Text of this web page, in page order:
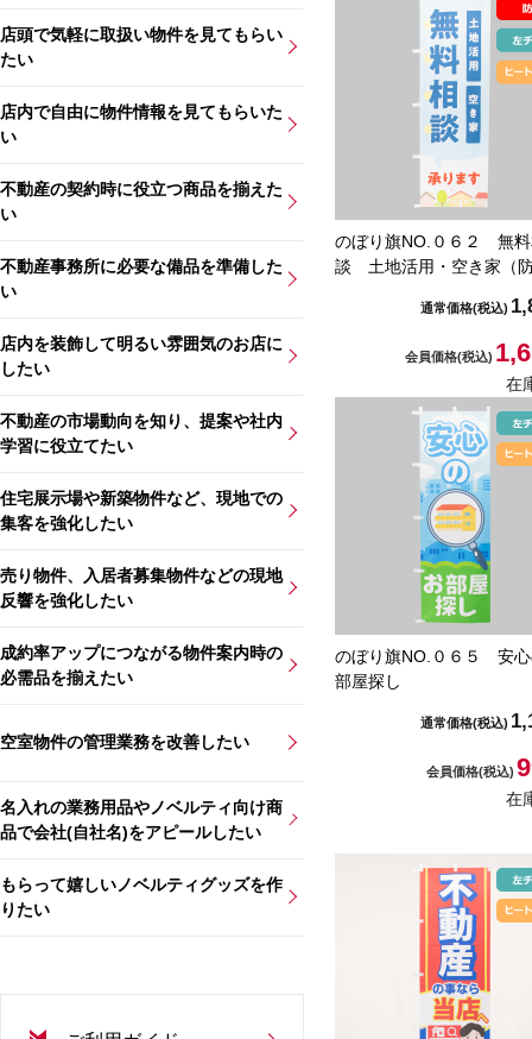
店頭で気軽に取扱い物件を見てもらい
たい
店内で自由に物件情報を見てもらいた
い
不動産の契約時に役立つ商品を揃えた
い
不動産事務所に必要な備品を準備した
い
店内を装飾して明るい雰囲気のお店に
したい
不動産の市場動向を知り、提案や社内
学習に役立てたい
住宅展示場や新築物件など、現地での
集客を強化したい
売り物件、入居者募集物件などの現地
反響を強化したい
成約率アップにつながる物件案内時の
必需品を揃えたい
空室物件の管理業務を改善したい
名入れの業務用品やノベルティ向け商
品で会社(自社名)をアピールしたい
もらって嬉しいノベルティグッズを作
りたい
のぼり旗NO.０６２ 無
談 土地活用・空き家（
通常価格(税込)
会員価格(税込)
在
のぼり旗NO.０６５ 安
部屋探し
通常価格(税込)
会員価格(税込)
在